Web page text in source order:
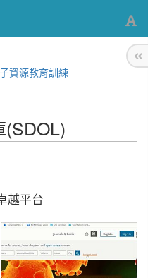
資源教育訓練
越平台